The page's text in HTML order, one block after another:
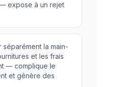
expose à un rejet
séparément la main-
et les frais
— complique le
et génère des